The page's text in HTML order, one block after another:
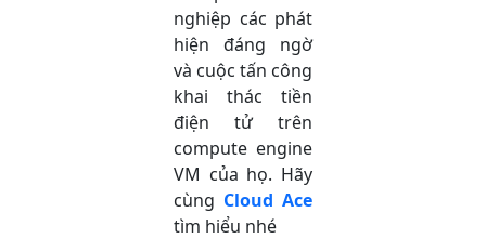
nghiệp các phát
hiện đáng ngờ
và cuộc tấn công
khai thác tiền
điện tử trên
compute engine
VM của họ. Hãy
cùng Cloud Ace
tìm hiểu nhé